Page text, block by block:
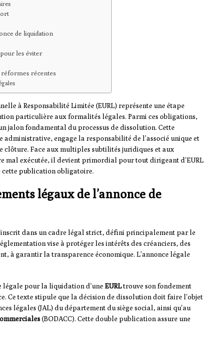
de liquidation
les éviter
réformes récentes
à Responsabilité Limitée (EURL) représente une étape
particulière aux formalités légales. Parmi ces obligations,
jalon fondamental du processus de dissolution. Cette
engage la responsabilité de l’associé unique et
clôture. Face aux multiples subtilités juridiques et aux
mal exécutée, il devient primordial pour tout dirigeant d’EURL
cette publication obligatoire.
légaux de l’annonce de
dans un cadre légal strict, défini principalement par le
vise à protéger les intérêts des créanciers, des
à garantir la transparence économique. L’annonce légale
légale pour la liquidation d’une EURLtrouve son fondement
Ce texte stipule que la décision de dissolution doit faire l’objet
légales (JAL) du département du siège social, ainsi qu’au
(BODACC). Cette double publication assure une